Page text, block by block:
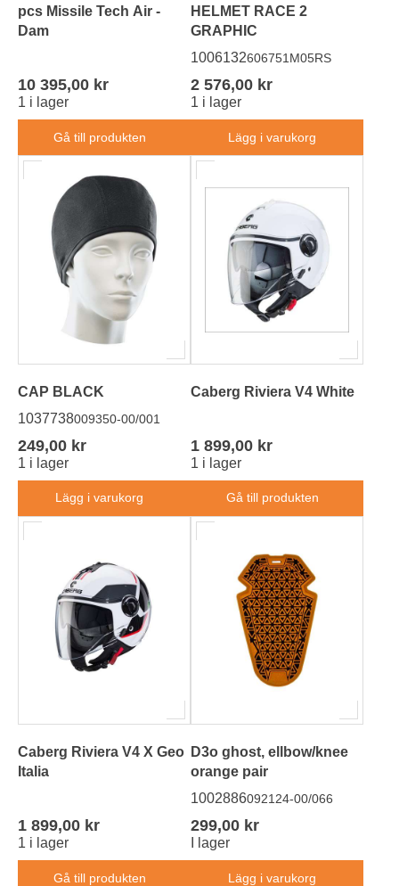
pcs Missile Tech Air -
Dam
10 395,00 kr
1 i lager
Gå till produkten
HELMET RACE 2
GRAPHIC
1006132606751M05RS
2 576,00 kr
1 i lager
Lägg i varukorg
CAP BLACK
1037738009350-00/001
249,00 kr
1 i lager
Lägg i varukorg
Caberg Riviera V4 White
1 899,00 kr
1 i lager
Gå till produkten
Caberg Riviera V4 X Geo
Italia
1 899,00 kr
1 i lager
Gå till produkten
D3o ghost, ellbow/knee
orange pair
1002886092124-00/066
299,00 kr
I lager
Lägg i varukorg